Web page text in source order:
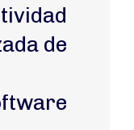
de